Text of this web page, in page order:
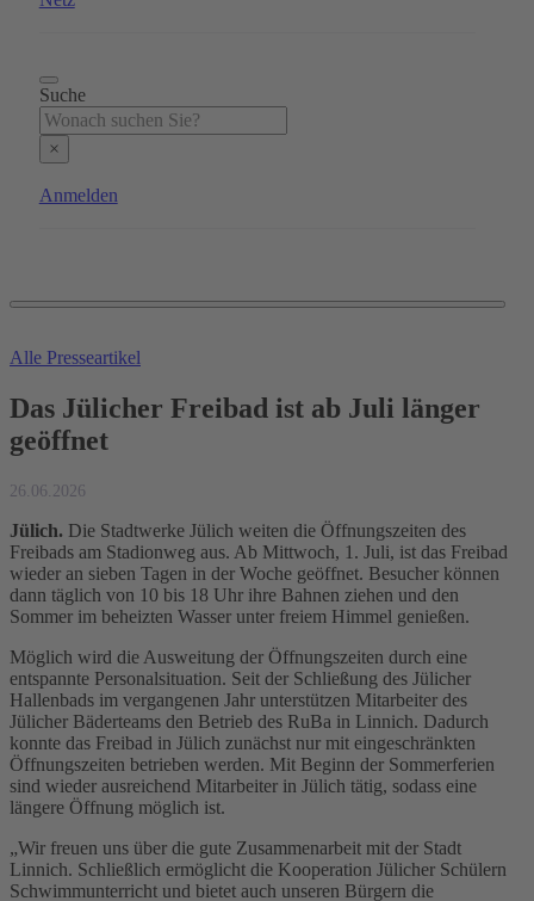
Suche
Search
×
Anmelden
Alle Presseartikel
Das Jülicher Freibad ist ab Juli länger
geöffnet
26.06.2026
Jülich. Die Stadtwerke Jülich weiten die Öffnungszeiten des
Freibads am Stadionweg aus. Ab Mittwoch, 1. Juli, ist das Freibad
wieder an sieben Tagen in der Woche geöffnet. Besucher können
dann täglich von 10 bis 18 Uhr ihre Bahnen ziehen und den
Sommer im beheizten Wasser unter freiem Himmel genießen.
Möglich wird die Ausweitung der Öffnungszeiten durch eine
entspannte Personalsituation. Seit der Schließung des Jülicher
Hallenbads im vergangenen Jahr unterstützen Mitarbeiter des
Jülicher Bäderteams den Betrieb des RuBa in Linnich. Dadurch
konnte das Freibad in Jülich zunächst nur mit eingeschränkten
Öffnungszeiten betrieben werden. Mit Beginn der Sommerferien
sind wieder ausreichend Mitarbeiter in Jülich tätig, sodass eine
längere Öffnung möglich ist.
„Wir freuen uns über die gute Zusammenarbeit mit der Stadt
Linnich. Schließlich ermöglicht die Kooperation Jülicher Schülern
Schwimmunterricht und bietet auch unseren Bürgern die